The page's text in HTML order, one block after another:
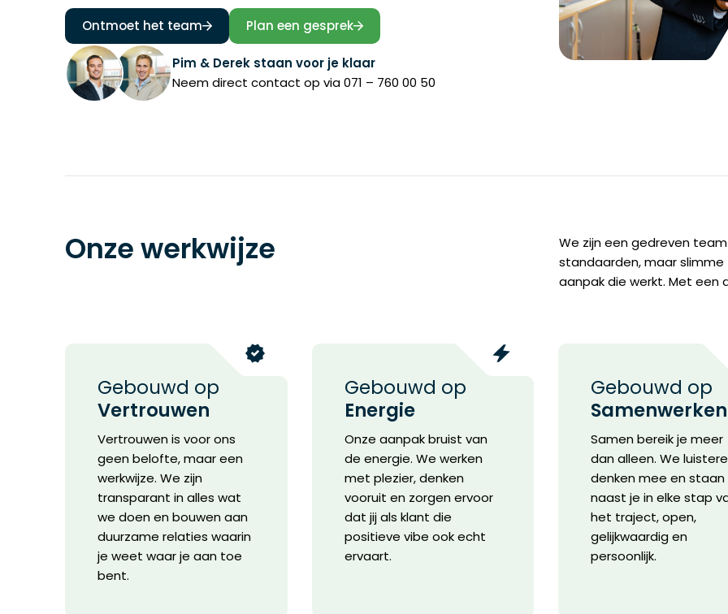
Ontmoet het team Plan een gesprek
Pim & Derek staan voor je klaar
Neem direct contact op via071 – 760 00 50
Onze werkwijze
We zijn een gedreven
standaarden, maar
aanpak die werkt. Met een
Gebouwd op
Vertrouwen
Vertrouwen is voor ons
geen belofte, maar een
werkwijze. We zijn
transparant in alles wat
we doen en bouwen aan
duurzame relaties waarin
je weet waar je aan toe
bent.
Gebouwd op
Energie
Onze aanpak bruist van
de energie. We werken
met plezier, denken
vooruit en zorgen ervoor
dat jij als klant die
positieve vibe ook echt
ervaart.
Gebouwd op
Samenwerken
Samen bereik je meer
dan alleen. We
denken mee en staan
naast je in elke stap
het traject, open,
gelijkwaardig en
persoonlijk.